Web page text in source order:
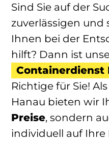
Sind Sie auf der
zuverlässigen und
Ihnen bei der
hilft? Dann ist
Containerdienst
Richtige für Sie!
Hanau bieten wir
Preise, sondern
individuell auf Ihre